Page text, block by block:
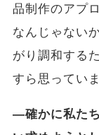
品制作のアプ
なんじゃない
がり調和する
すら思っていま
―確かに私た